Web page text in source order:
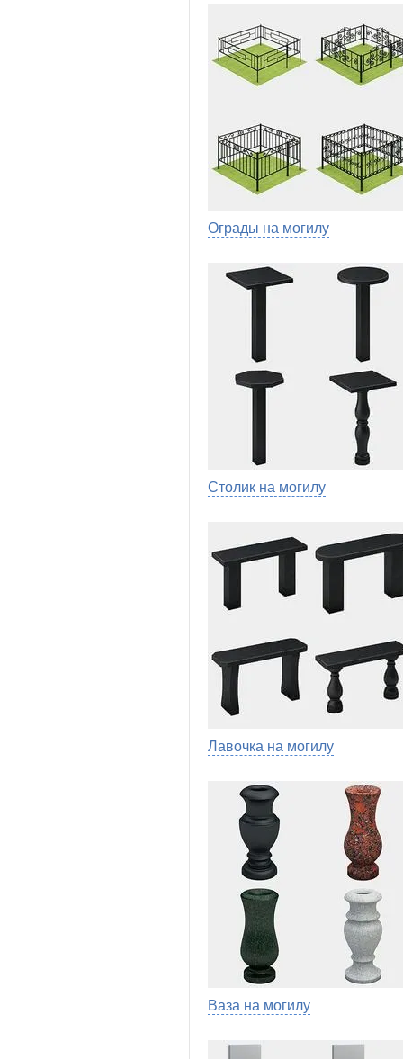
Ограды на могилу
Столик на могилу
Лавочка на могилу
Ваза на могилу